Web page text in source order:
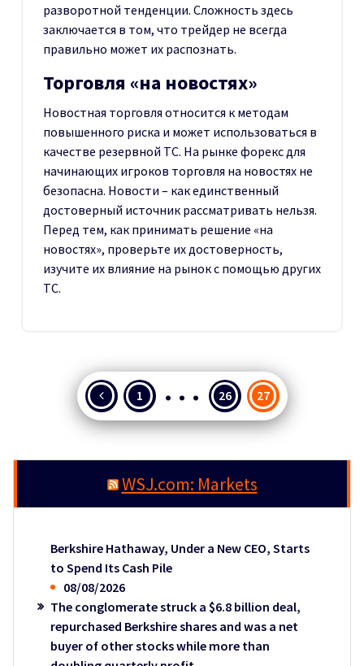
разворотной тенденции. Сложность здесь
заключается в том, что трейдер не всегда
правильно может их распознать.
Торговля «на новостях»
Новостная торговля относится к методам
повышенного риска и может использоваться в
качестве резервной ТС. На рынке форекс для
начинающих игроков торговля на новостях не
безопасна. Новости – как единственный
достоверный источник рассматривать нельзя.
Перед тем, как принимать решение «на
новостях», проверьте их достоверность,
изучите их влияние на рынок с помощью других
ТС.
Posts
pagination
1 … 26 27
WSJ.com: Markets
Berkshire Hathaway, Under a New CEO, Starts
to Spend Its Cash Pile
08/08/2026
The conglomerate struck a $6.8 billion deal,
repurchased Berkshire shares and was a net
buyer of other stocks while more than